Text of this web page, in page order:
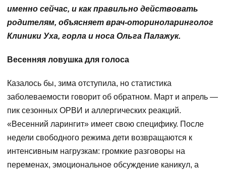
именно сейчас, и как правильно действовать
родителям, объясняет врач-оториноларинголог
Клиники Уха, горла и носа Ольга Палажук.
Весенняя ловушка для голоса
Казалось бы, зима отступила, но статистика
заболеваемости говорит об обратном. Март и апрель —
пик сезонных ОРВИ и аллергических реакций.
«Весенний ларингит» имеет свою специфику. После
недели свободного режима дети возвращаются к
интенсивным нагрузкам: громкие разговоры на
переменах, эмоциональное обсуждение каникул, а